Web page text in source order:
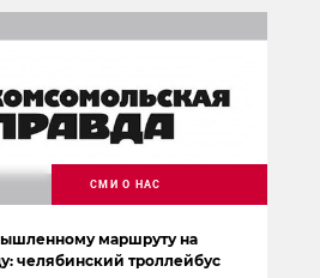
маршруту на
челябинский троллейбус
СМИ О НАС